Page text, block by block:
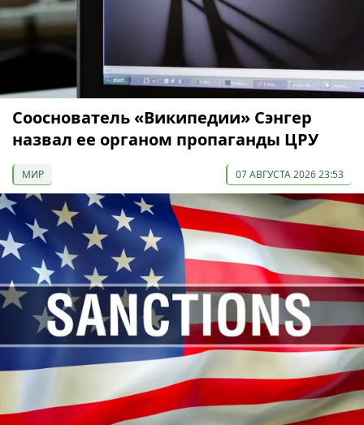
Сооснователь «Википедии» Сэнгер
назвал ее органом пропаганды ЦРУ
МИР 07 АВГУСТА 2026 23:53